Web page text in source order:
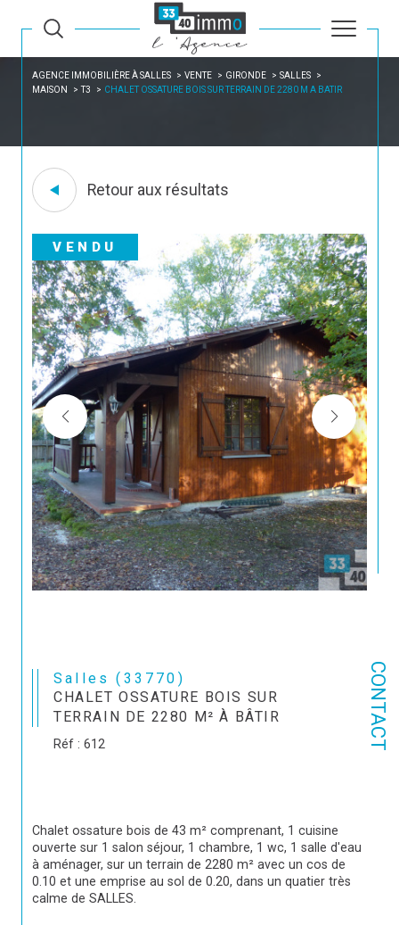
CONTACT
AGENCE IMMOBILIÈRE À SALLES VENTE GIRONDE
SALLES
MAISON
T3 CHALET OSSATURE BOIS SUR TERRAIN DE 2280 M A BATIR
Retour aux résultats
VENDU
Salles (33770)
CHALET OSSATURE BOIS SUR
TERRAIN DE 2280 M² À BÂTIR
Réf : 612
Chalet ossature bois de 43 m² comprenant, 1 cuisine
ouverte sur 1 salon séjour, 1 chambre, 1 wc, 1 salle d'eau
à aménager, sur un terrain de 2280 m² avec un cos de
0.10 et une emprise au sol de 0.20, dans un quatier très
calme de SALLES.